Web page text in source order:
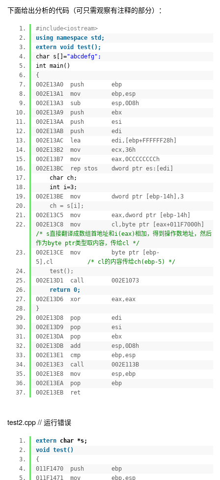
下面给出分析的代码（可只需观察有注释的部分）：
#include<iostream>
using namespace std;
extern void test();
char s[]="abcdefg";
int main()
{
002E13A0 push ebp
002E13A1 mov ebp,esp
002E13A3 sub esp,0D8h
002E13A9 push ebx
002E13AA push esi
002E13AB push edi
002E13AC lea edi,[ebp+FFFFFF28h]
002E13B2 mov ecx,36h
002E13B7 mov eax,0CCCCCCCCh
002E13BC rep stos dword ptr es:[edi]
char ch;
int i=3;
002E13BE mov dword ptr [ebp-14h],3
ch = s[i];
002E13C5 mov eax,dword ptr [ebp-14h]
002E13C8 mov cl,byte ptr [eax+011F7000h]
/* s直接翻译成数组首地址和i(eax)相加，得到操作数地址，然后
作为byte ptr类型取内容，传给cl */
002E13CE mov byte ptr [ebp-
5],cl /* cl的内容传给ch(ebp-5) */
test();
002E13D1 call 002E1073
return 0;
002E13D6 xor eax,eax
}
002E13D8 pop edi
002E13D9 pop esi
002E13DA pop ebx
002E13DB add esp,0D8h
002E13E1 cmp ebp,esp
002E13E3 call 002E113B
002E13E8 mov esp,ebp
002E13EA pop ebp
002E13EB ret
test2.cpp // 运行错误
extern char *s;
void test()
{
011F1470 push ebp
011F1471 mov ebp,esp